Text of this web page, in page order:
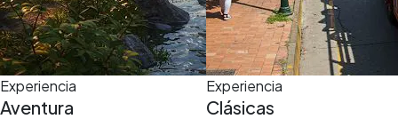
Experiencia
Aventura
Experiencia
Clásicas